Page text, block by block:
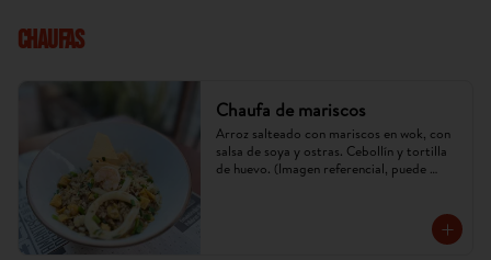
CHAUFAS
Chaufa de mariscos
Arroz salteado con mariscos en wok, con
salsa de soya y ostras. Cebollín y tortilla
de huevo. (Imagen referencial, puede